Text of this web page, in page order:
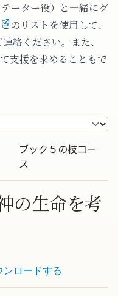
ーター役）と一緒にグ
このリストを使用して、
連絡 ください。また、
援を求めることもで
ブック５の枝コー
ス
の生命を考
ンロードする